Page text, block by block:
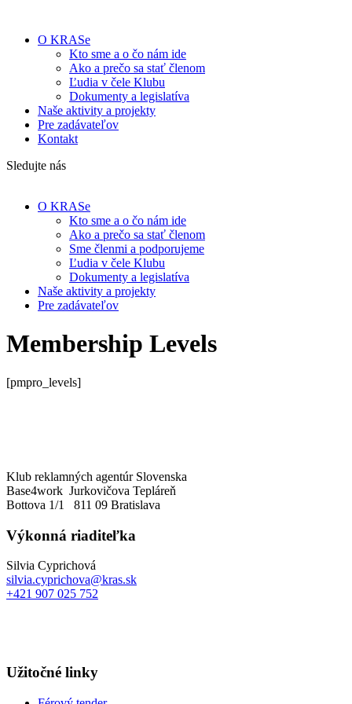
O KRASe
Kto sme a o čo nám ide
Ako a prečo sa stať členom
Ľudia v čele Klubu
Dokumenty a legislatíva
Naše aktivity a projekty
Pre zadávateľov
Kontakt
Sledujte nás
O KRASe
Kto sme a o čo nám ide
Ako a prečo sa stať členom
Sme členmi a podporujeme
Ľudia v čele Klubu
Dokumenty a legislatíva
Naše aktivity a projekty
Pre zadávateľov
Membership Levels
[pmpro_levels]
Klub reklamných agentúr Slovenska
Base4work Jurkovičova Tepláreň
Bottova 1/1 811 09 Bratislava
Výkonná riaditeľka
Silvia Cyprichová
silvia.cyprichova@kras.sk
+421 907 025 752
Užitočné linky